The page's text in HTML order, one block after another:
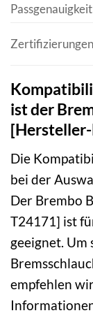
Passgenauigkeit
Zertifizierungen
ist der
Die
bei der
Der Brembo
T24171] ist
geeignet. Um
empfehlen